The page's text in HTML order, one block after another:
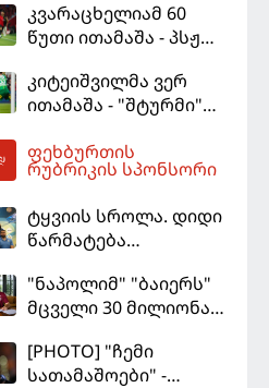
დახვდა
კვარაცხელიამ 60
წუთი ითამაშა - პსჟ
მატჩში
"მალიორკასთან"
კიტეიშვილმა ვერ
ითამაშა - "შტურმი"
"ფენერბაჰჩესთან"
დამარცხდა
ფეხბურთის
რუბრიკის სპონსორი
ტყვიის სროლა. დიდი
წარმატება
"ნაპოლიმ" "ბაიერს"
მცველი 30 მილიონად
[PHOTO] "ჩემი
სათამაშოები" -